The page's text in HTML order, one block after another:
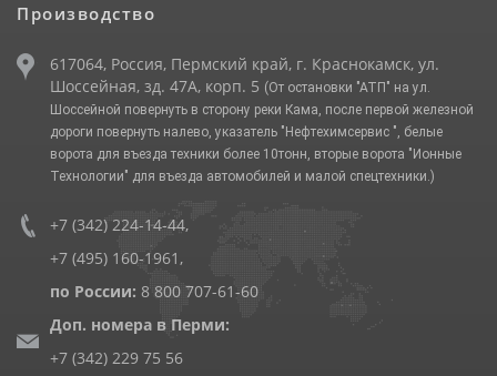
Производство
617064, Россия, Пермский край, г. Краснокамск, ул.
Шоссейная, зд. 47А, корп. 5 (От остановки "АТП" на ул.
Шоссейной повернуть в сторону реки Кама, после первой железной
дороги повернуть налево, указатель "Нефтехимсервис ", белые
ворота для въезда техники более 10тонн, вторые ворота "Ионные
Технологии" для въезда автомобилей и малой спецтехники.)
+7 (342) 224-14-44,
+7 (495) 160-1961 ,
по России: 8 800 707-61-60
Доп. номера в Перми:
+7 (342) 229 75 56